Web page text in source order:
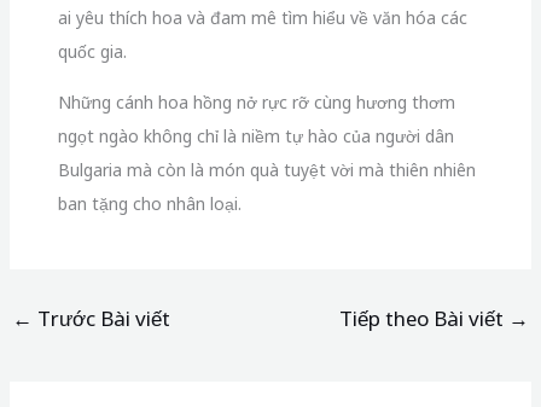
ai yêu thích hoa và đam mê tìm hiểu về văn hóa các
quốc gia.
Những cánh hoa hồng nở rực rỡ cùng hương thơm
ngọt ngào không chỉ là niềm tự hào của người dân
Bulgaria mà còn là món quà tuyệt vời mà thiên nhiên
ban tặng cho nhân loại.
← Trước Bài viết Tiếp theo Bài viết →